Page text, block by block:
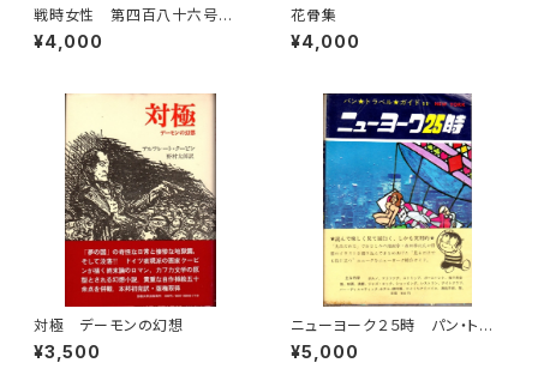
戦時女性 第四百八十六号
(『婦人画報』改題)
¥4,000
花骨集
¥4,000
対極 デーモンの幻想
¥3,500
ニューヨーク２５時 パン・トラ
ベル・ガイド１１
¥5,000